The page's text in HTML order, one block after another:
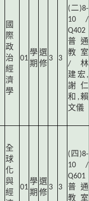
國
際
政
治
經
濟
學
01
學
期
選
修
3 3
(二)8-
10 /
Q402
普通
教室
/ 林
建宏,
謝仁
和,賴
文儀
全
球
化
與
經
01
學
期
選
修
3 3
( 四)8-
10 /
Q601
普通
教室